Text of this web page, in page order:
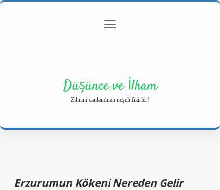
Gizlilik Politikası
menüyü
Düşünce ve İlham
Zihnini canlandıran neşeli fikirler!
Erzurumun Kökeni Nereden Gelir